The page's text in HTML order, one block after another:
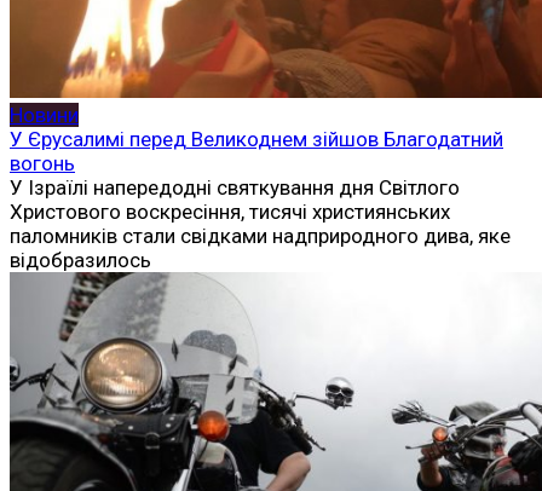
Новини
У Єрусалимі перед Великоднем зійшов Благодатний
вогонь
У Ізраїлі напередодні святкування дня Світлого
Христового воскресіння, тисячі християнських
паломників стали свідками надприродного дива, яке
відобразилось